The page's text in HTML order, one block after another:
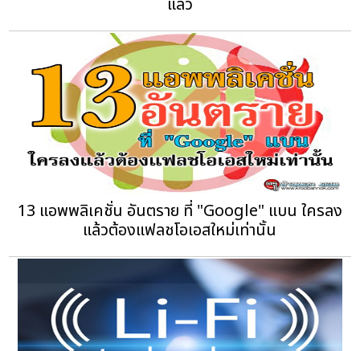
แล้ว
13 แอพพลิเคชั่น อันตราย ที่ "Google" แบน ใครลง
แล้วต้องแฟลชโอเอสใหม่เท่านั้น